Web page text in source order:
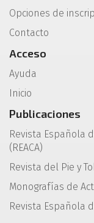
Opciones de
Contacto
Acceso
Ayuda
Inicio
Publicaciones
Revista Española
(REACA)
Revista del Pie y
Monografías de
Revista Española